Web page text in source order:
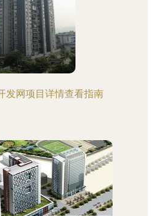
发网项目详情查看指南